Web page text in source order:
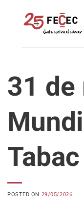
31 de
POSTED ON 29/05/2026